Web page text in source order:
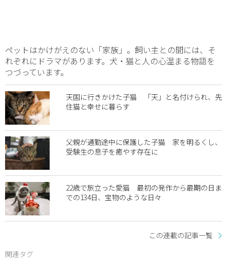
ペットはかけがえのない「家族」。飼い主との間には、そ
れぞれにドラマがあります。犬・猫と人の心温まる物語を
つづっています。
天国に行きかけた子猫 「天」と名付けられ、先
住猫と幸せに暮らす
父親が通勤途中に保護した子猫 家を明るくし、
受験生の息子を癒やす存在に
22歳で旅立った愛猫 最初の発作から最期の日ま
での134日、宝物のような日々
この連載の記事一覧
関連タグ